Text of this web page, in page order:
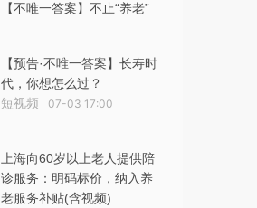
【不唯一答案】不止“养老”
【预告·不唯一答案】长寿时
代，你想怎么过？
短视频 07-03 17:00
上海向60岁以上老人提供陪
诊服务：明码标价，纳入养
老服务补贴(含视频)